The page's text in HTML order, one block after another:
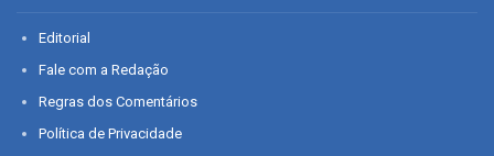
Editorial
Fale com a Redação
Regras dos Comentários
Política de Privacidade